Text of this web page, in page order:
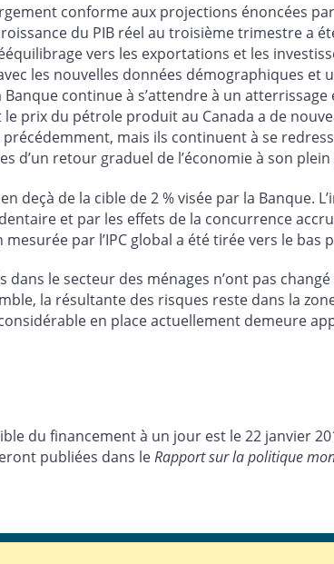
conforme aux projections énoncées
du PIB réel au troisième trimestre a
vers les exportations et les
les nouvelles données démographiques
continue à s’attendre à un
prix du pétrole produit au Canada a de
mais ils continuent à se
d’un retour graduel de l’économie à son
deçà de la cible de 2 % visée par la Banque.
et par les effets de la concurrence
par l’IPC global a été tirée vers le bas
dans le secteur des ménages n’ont pas
la résultante des risques reste dans la
en place actuellement demeure
du financement à un jour est le 22 janvier
publiées dans leRapport sur la politique